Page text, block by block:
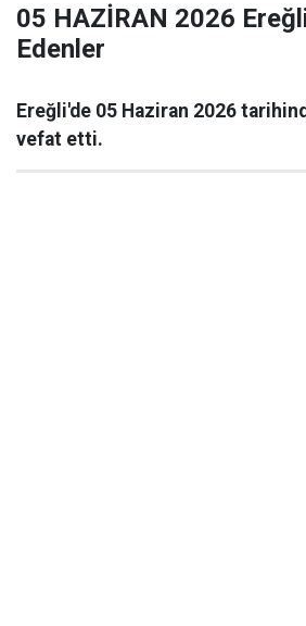
05 HAZİRAN 2026
Edenler
Ereğli'de 05 Haziran 2026
vefat etti.